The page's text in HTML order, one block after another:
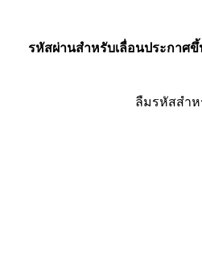
รหัสผ่านสำหรับเลื่อนประกาศขึ้
ลืมรหัสสำ